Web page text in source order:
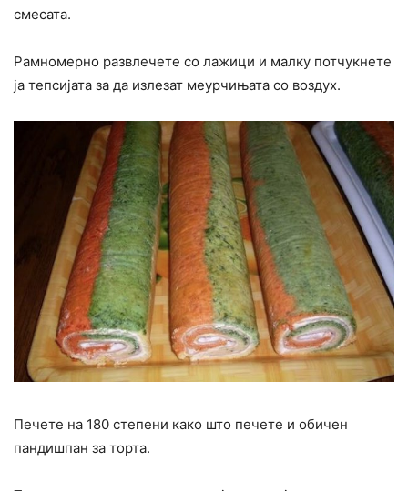
смесата.
Рамномерно развлечете со лажици и малку потчукнете
ја тепсијата за да излезат меурчињата со воздух.
Печете на 180 степени како што печете и обичен
пандишпан за торта.